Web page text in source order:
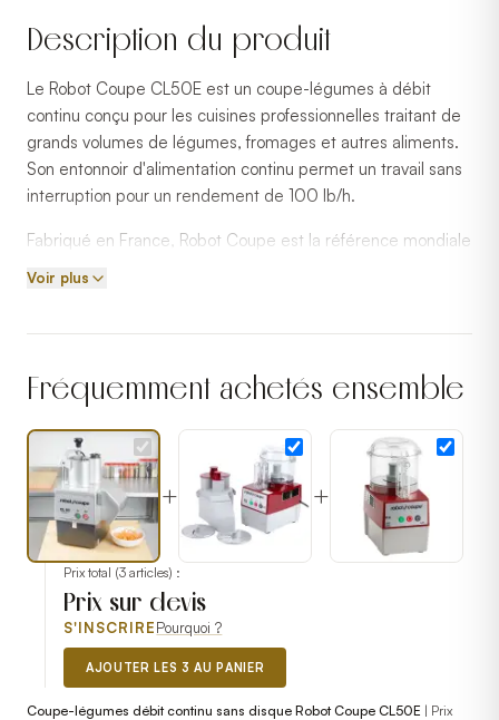
Description du produit
Le Robot Coupe CL50E est un coupe-légumes à débit
continu conçu pour les cuisines professionnelles traitant de
grands volumes de légumes, fromages et autres aliments.
Son entonnoir d'alimentation continu permet un travail sans
interruption pour un rendement de 100 lb/h.
Fabriqué en France, Robot Coupe est la référence mondiale
des équipements de préparation culinaire professionnelle
depuis plus de 50 ans, présent dans les plus grandes
Voir plus
Fréquemment achetés ensemble
+ +
Prix total (3 articles) :
Prix sur devis
S'INSCRIREPourquoi ?
AJOUTER LES 3 AU PANIER
Coupe-légumes débit continu sans disque Robot Coupe CL50E | Prix